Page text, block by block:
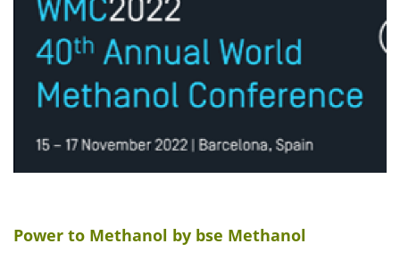
Power to Methanol by bse Methanol